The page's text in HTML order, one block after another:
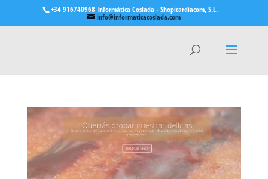
+34 916740968 Informática Coslada - Shopicardiacom, S.L.
info@informaticacoslada.com